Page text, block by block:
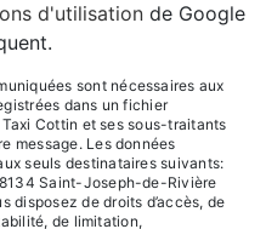
d'utilisation de Google
sont nécessaires aux
dans un fichier
Cottin et ses sous-traitants
message. Les données
seuls destinataires suivants:
Saint-Joseph-de-Rivière
disposez de droits d’accès, de
de limitation,